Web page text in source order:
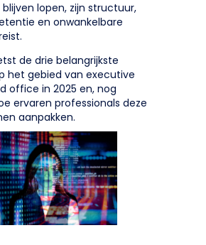
lopen, zijn structuur,
en onwankelbare
de drie belangrijkste
het gebied van executive
office in 2025 en, nog
ervaren professionals deze
aanpakken.